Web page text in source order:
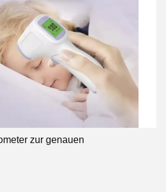
zur genauen